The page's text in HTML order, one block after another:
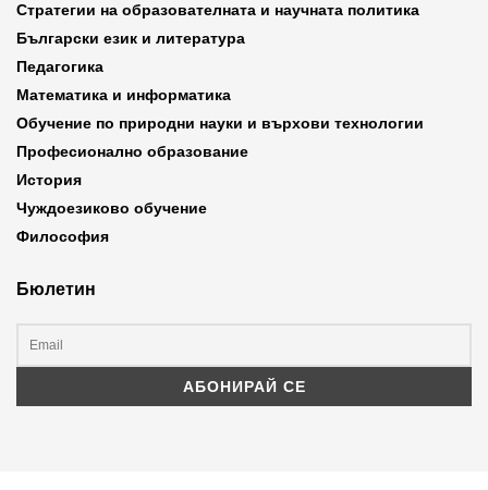
Стратегии на образователната и научната политика
Български език и литература
Педагогика
Математика и информатика
Обучение по природни науки и върхови технологии
Професионално образование
История
Чуждоезиково обучение
Философия
Бюлетин